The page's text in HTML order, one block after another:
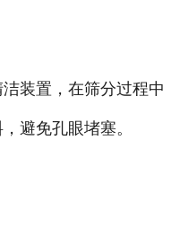
装置，在筛分过程中
避免孔眼堵塞。